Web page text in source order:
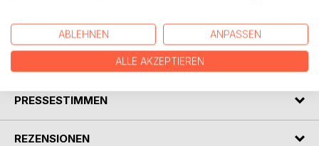
erwachsene Menschen aller Kulturkreise.
PRESSESTIMMEN
REZENSIONEN
ABLEHNEN ANPASSEN
ALLE AKZEPTIEREN